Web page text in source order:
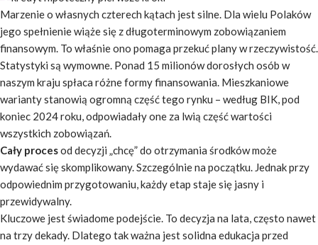
Marzenie o własnych czterech kątach jest silne. Dla wielu Polaków
jego spełnienie wiąże się z długoterminowym zobowiązaniem
finansowym. To właśnie ono pomaga przekuć plany w rzeczywistość.
Statystyki są wymowne. Ponad 15 milionów dorosłych osób w
naszym kraju spłaca różne formy finansowania. Mieszkaniowe
warianty stanowią ogromną część tego rynku – według BIK, pod
koniec 2024 roku, odpowiadały one za lwią część wartości
wszystkich zobowiązań.
Cały procesod decyzji „chcę” do otrzymania środków może
wydawać się skomplikowany. Szczególnie na początku. Jednak przy
odpowiednim przygotowaniu, każdy etap staje się jasny i
przewidywalny.
Kluczowe jest świadome podejście. To decyzja na lata, często nawet
na trzy dekady. Dlatego tak ważna jest solidna edukacja przed